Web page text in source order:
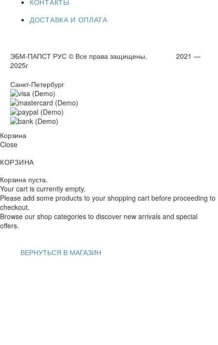
ДОСТАВКА И ОПЛАТА
ЭБМ-ПАПСТ РУС © Все права защищены. 2021 —
2025г
Санкт-Петербург
Корзина
Close
КОРЗИНА
Корзина пуста.
Your cart is currently empty.
Please add some products to your shopping cart before proceeding to
checkout.
Browse our shop categories to discover new arrivals and special
offers.
ВЕРНУТЬСЯ В МАГАЗИН